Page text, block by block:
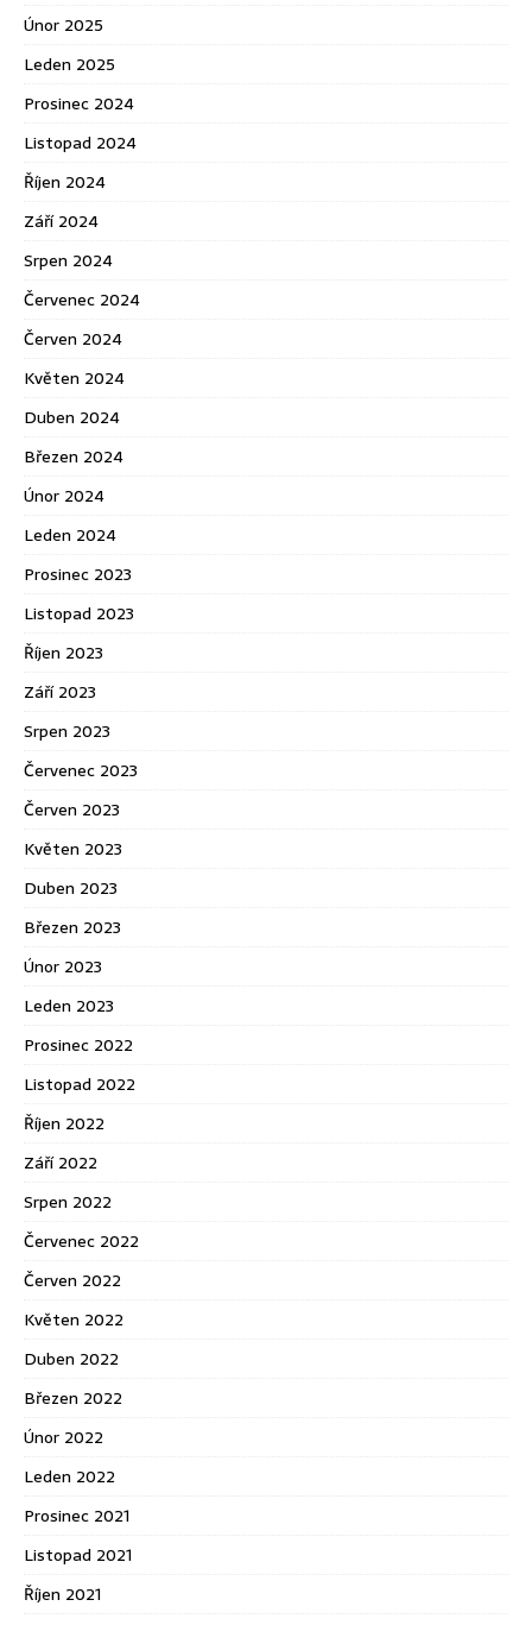
Únor 2025
Leden 2025
Prosinec 2024
Listopad 2024
Říjen 2024
Září 2024
Srpen 2024
Červenec 2024
Červen 2024
Květen 2024
Duben 2024
Březen 2024
Únor 2024
Leden 2024
Prosinec 2023
Listopad 2023
Říjen 2023
Září 2023
Srpen 2023
Červenec 2023
Červen 2023
Květen 2023
Duben 2023
Březen 2023
Únor 2023
Leden 2023
Prosinec 2022
Listopad 2022
Říjen 2022
Září 2022
Srpen 2022
Červenec 2022
Červen 2022
Květen 2022
Duben 2022
Březen 2022
Únor 2022
Leden 2022
Prosinec 2021
Listopad 2021
Říjen 2021